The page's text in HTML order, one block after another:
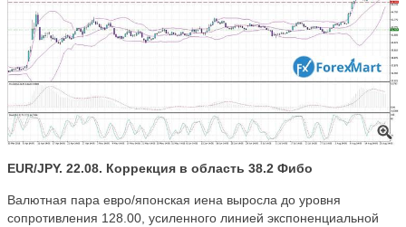
EUR/JPY. 22.08. Коррекция в область 38.2 Фибо
Валютная пара евро/японская иена выросла до уровня
сопротивления 128.00, усиленного линией экспоненциальной